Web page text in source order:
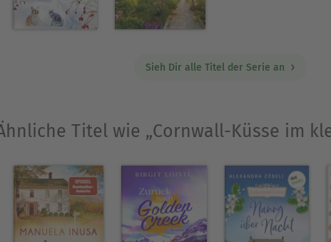
Sieh Dir alle Titel der Serie an
Titel wie „Cornwall-Küsse im